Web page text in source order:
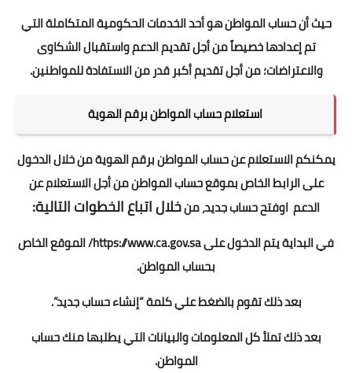
حيث أن حساب المواطن هو أحد الخدمات الحكومية المتكاملة التي
تم إعدادها خصيصاً من أجل تقديم الدعم واستقبال الشكاوى
والاعتراضات؛ من أجل تقديم أكبر قدر من الاستفادة للمواطنين.
استعلام حساب المواطن برقم الهوية
يمكنكم الاستعلام عن حساب المواطن برقم الهوية من خلال الدخول
على الرابط الخاص بموقع حساب المواطن من أجل الاستعلام عن
الدعم اوفتح حساب جديد، منخلال اتباع الخطوات التالية:
في البداية يتم الدخول علىhttps://www.ca.gov.sa/ الموقع الخاص
بحساب المواطن.
بعد ذلك تقوم بالضغط علي كلمة “إنشاء حساب جديد”.
بعد ذلك تملأ كل المعلومات والبيانات التي يطلبها منك حساب
المواطن.